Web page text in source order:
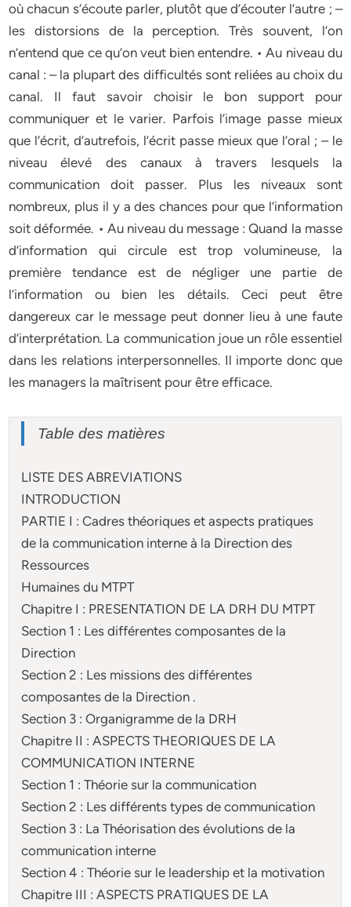
où chacun s’écoute parler, plutôt que d’écouter l’autre ; –
les distorsions de la perception. Très souvent, l’on
n’entend que ce qu’on veut bien entendre. • Au niveau du
canal : – la plupart des difficultés sont reliées au choix du
canal. Il faut savoir choisir le bon support pour
communiquer et le varier. Parfois l’image passe mieux
que l’écrit, d’autrefois, l’écrit passe mieux que l’oral ; – le
niveau élevé des canaux à travers lesquels la
communication doit passer. Plus les niveaux sont
nombreux, plus il y a des chances pour que l’information
soit déformée. • Au niveau du message : Quand la masse
d’information qui circule est trop volumineuse, la
première tendance est de négliger une partie de
l’information ou bien les détails. Ceci peut être
dangereux car le message peut donner lieu à une faute
d’interprétation. La communication joue un rôle essentiel
dans les relations interpersonnelles. Il importe donc que
les managers la maîtrisent pour être efficace.
Table des matières
LISTE DES ABREVIATIONS
INTRODUCTION
PARTIE I : Cadres théoriques et aspects pratiques
de la communication interne à la Direction des
Ressources
Humaines du MTPT
Chapitre I : PRESENTATION DE LA DRH DU MTPT
Section 1 : Les différentes composantes de la
Direction
Section 2 : Les missions des différentes
composantes de la Direction .
Section 3 : Organigramme de la DRH
Chapitre II : ASPECTS THEORIQUES DE LA
COMMUNICATION INTERNE
Section 1 : Théorie sur la communication
Section 2 : Les différents types de communication
Section 3 : La Théorisation des évolutions de la
communication interne
Section 4 : Théorie sur le leadership et la motivation
Chapitre III : ASPECTS PRATIQUES DE LA